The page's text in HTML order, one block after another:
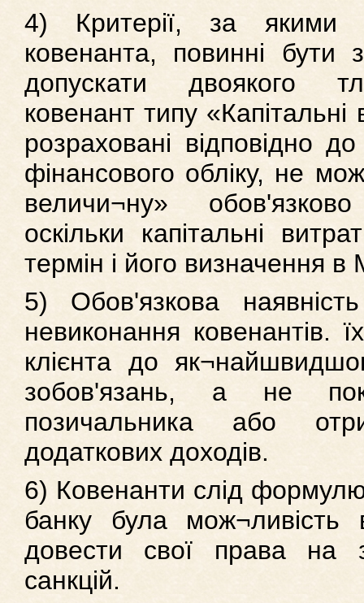
4) Критерії, за якими
ковенанта, повинні бути
допускати двоякого
ковенант типу
розраховані відповідно
фінансового обліку, не
величи¬ну»
оскільки капітальні
термін і його визначення
5) Обов'язкова
невиконання ковенантів.
клієнта до
зобов'язань, а не
позичальника або
додаткових доходів.
6) Ковенанти слід
банку була мож¬ливість
довести свої права на
санкцій.